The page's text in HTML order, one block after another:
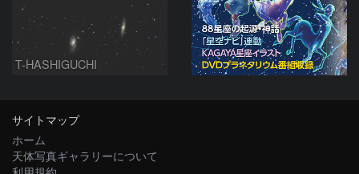
T-HASHIGUCHI
サイトマップ
ホーム
天体写真ギャラリーについて